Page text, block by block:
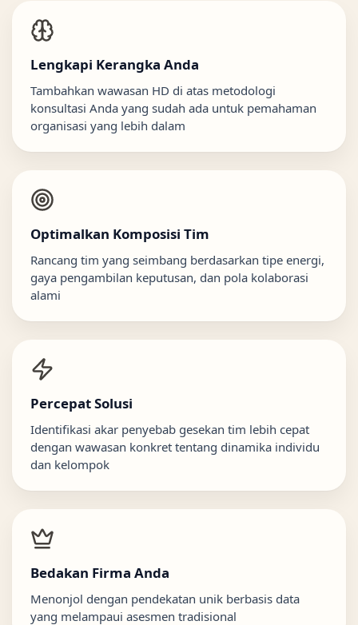
Lengkapi Kerangka Anda
Tambahkan wawasan HD di atas metodologi
konsultasi Anda yang sudah ada untuk pemahaman
organisasi yang lebih dalam
Optimalkan Komposisi Tim
Rancang tim yang seimbang berdasarkan tipe energi,
gaya pengambilan keputusan, dan pola kolaborasi
alami
Percepat Solusi
Identifikasi akar penyebab gesekan tim lebih cepat
dengan wawasan konkret tentang dinamika individu
dan kelompok
Bedakan Firma Anda
Menonjol dengan pendekatan unik berbasis data
yang melampaui asesmen tradisional